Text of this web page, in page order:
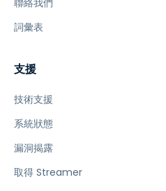
聯絡我們
詞彙表
支援
技術支援
系統狀態
漏洞揭露
取得 Streamer